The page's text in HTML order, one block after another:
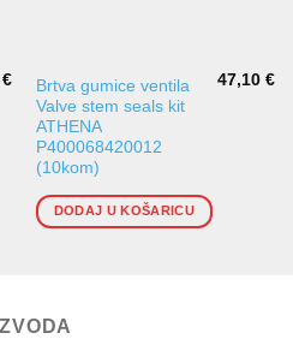
€
Brtva gumice ventila
Valve stem seals kit
ATHENA
P400068420012
(10kom)
47,10€
DODAJ U KOŠARICU